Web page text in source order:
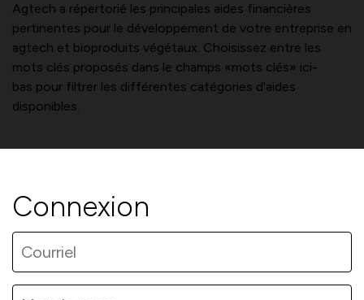
Agtech a répertorié les principales aides financières
pertinentes pour le développement de votre entreprise en
agtech et bioproduits végétaux. Choisissez entre les
mots clés proposés dans le champs «mots clés» ici-
bas pour filtrer les différentes catégories d'aides
disponibles.
Connexion